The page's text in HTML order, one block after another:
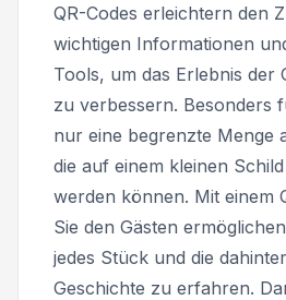
QR-Codes erleichtern den
wichtigen Informationen
Tools, um das Erlebnis der
zu verbessern. Besonders
nur eine begrenzte Menge
die auf einem kleinen
werden können. Mit einem
Sie den Gästen
jedes Stück und die
Geschichte zu erfahren.